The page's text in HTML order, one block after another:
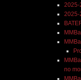
2025-
2025-
no